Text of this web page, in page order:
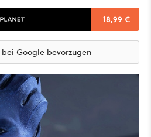
18,99 €
Google bevorzugen